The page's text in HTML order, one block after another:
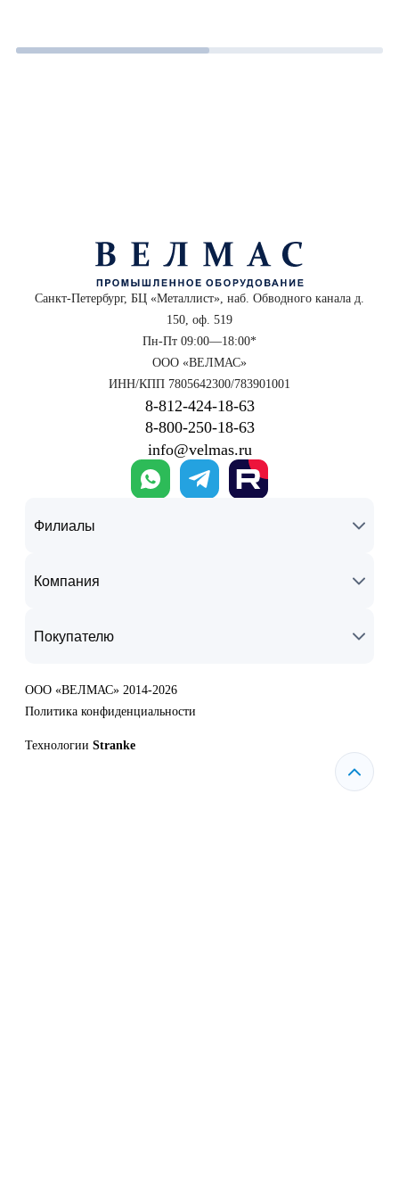
Санкт-Петербург, БЦ «Металлист», наб. Обводного канала д.
150, оф. 519
Пн-Пт 09:00—18:00*
ООО «ВЕЛМАС»
ИНН/КПП 7805642300/783901001
8‑812‑424‑18‑63
8‑800‑250‑18‑63
info@velmas.ru
Филиалы
Компания
Покупателю
ООО «ВЕЛМАС» 2014-2026
Политика конфиденциальности
Технологии Stranke